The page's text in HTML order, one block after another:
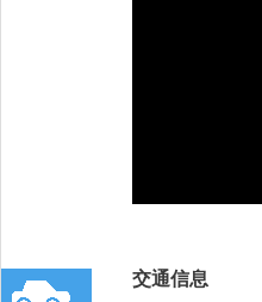
交通信息